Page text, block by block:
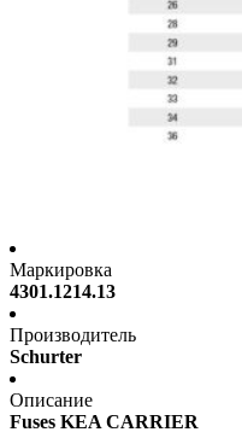
Маркировка
4301.1214.13
Производитель
Schurter
Описание
Fuses KEA CARRIER